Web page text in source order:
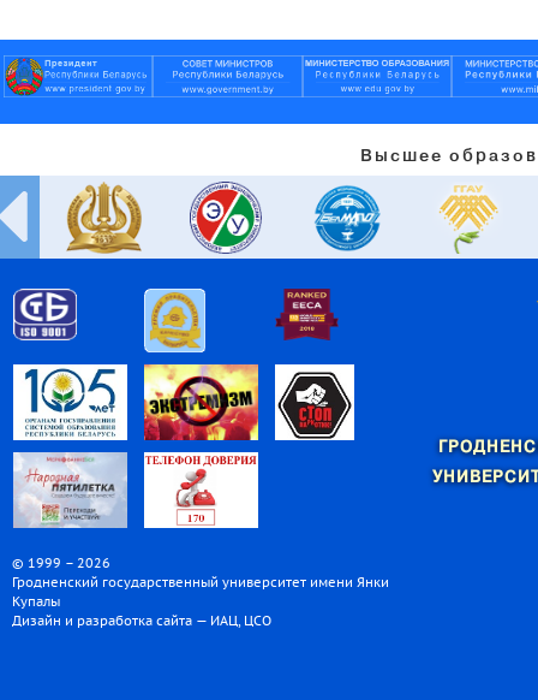
Высшее
© 1999 – 2026
Гродненский государственный университет имени Янки
Купалы
Дизайн и разработка сайта — ИАЦ, ЦСО